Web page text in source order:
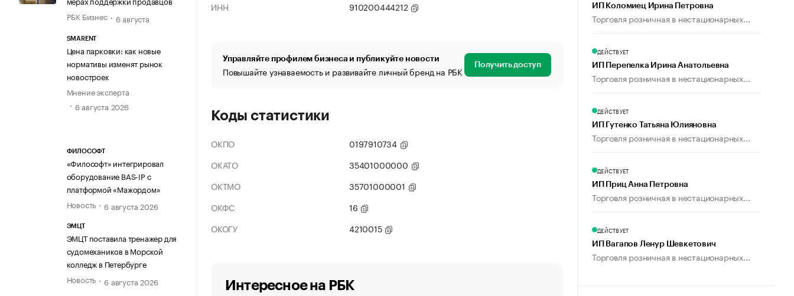
РБК Бизнес
6 августа
SMARENT
Цена парковки: как новые
нормативы изменят рынок
новостроек
Мнение эксперта
6 августа 2026
ФИЛОСОФТ
«Философт» интегрировал
оборудование BAS-IP с
платформой «Мажордом»
Новость
6 августа 2026
ЭМЦТ
ЭМЦТ поставила тренажер для
судомехаников в Морской
колледж в Петербурге
Новость
6 августа 2026
ИНН
910200444212
Управляйте профилем бизнеса и публикуйте новости
Повышайте узнаваемость и развивайте личный бренд на РБК Получить доступ
Коды статистики
ОКПО
0197910734
ОКАТО
35401000000
ОКТМО
35701000001
ОКФС
16
ОКОГУ
4210015
Интересное на РБК
ИП Коломиец Ирина Петровна
Торговля розничная в нестационарных...
ДЕЙСТВУЕТ
ИП Перепелка Ирина Анатольевна
Торговля розничная в нестационарных...
ДЕЙСТВУЕТ
ИП Гутенко Татьяна Юлияновна
Торговля розничная в нестационарных...
ДЕЙСТВУЕТ
ИП Приц Анна Петровна
Торговля розничная в нестационарных...
ДЕЙСТВУЕТ
ИП Вагапов Ленур Шевкетович
Торговля розничная в нестационарных...